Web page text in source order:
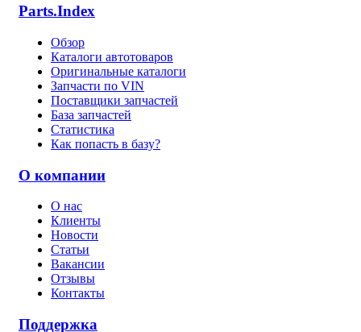
Parts.Index
Обзор
Каталоги автотоваров
Оригинальные каталоги
Запчасти по VIN
Поставщики запчастей
База запчастей
Статистика
Как попасть в базу?
О компании
О нас
Клиенты
Новости
Статьи
Вакансии
Отзывы
Контакты
Поддержка